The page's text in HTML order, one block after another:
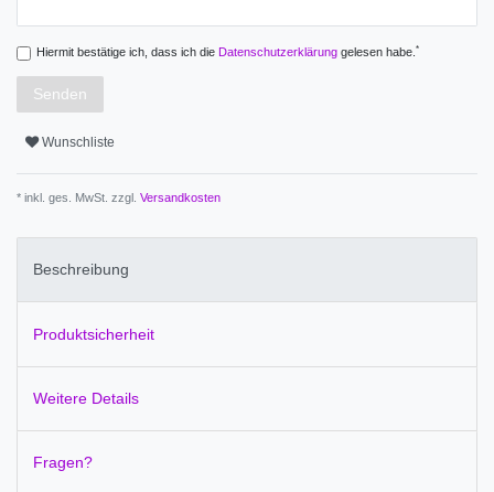
Hiermit bestätige ich, dass ich die Daten­schutz­erklärunggelesen habe. *
Senden
Wunschliste
* inkl. ges. MwSt. zzgl. Versandkosten
Beschreibung
Produktsicherheit
Weitere Details
Fragen?